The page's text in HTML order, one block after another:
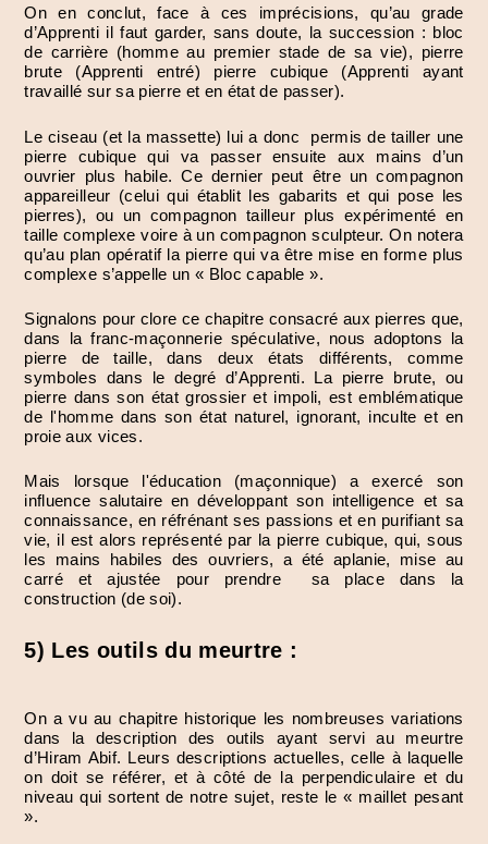
On en conclut, face à ces imprécisions, qu’au grade
d’Apprenti il faut garder, sans doute, la succession : bloc
de carrière (homme au premier stade de sa vie), pierre
brute (Apprenti entré) pierre cubique (Apprenti ayant
travaillé sur sa pierre et en état de passer).
Le ciseau (et la massette) lui a donc permis de tailler une
pierre cubique qui va passer ensuite aux mains d’un
ouvrier plus habile. Ce dernier peut être un compagnon
appareilleur (celui qui établit les gabarits et qui pose les
pierres), ou un compagnon tailleur plus expérimenté en
taille complexe voire à un compagnon sculpteur. On notera
qu’au plan opératif la pierre qui va être mise en forme plus
complexe s’appelle un « Bloc capable ».
Signalons pour clore ce chapitre consacré aux pierres que,
dans la franc-maçonnerie spéculative, nous adoptons la
pierre de taille, dans deux états différents, comme
symboles dans le degré d’Apprenti. La pierre brute, ou
pierre dans son état grossier et impoli, est emblématique
de l'homme dans son état naturel, ignorant, inculte et en
proie aux vices.
Mais lorsque l'éducation (maçonnique) a exercé son
influence salutaire en développant son intelligence et sa
connaissance, en réfrénant ses passions et en purifiant sa
vie, il est alors représenté par la pierre cubique, qui, sous
les mains habiles des ouvriers, a été aplanie, mise au
carré et ajustée pour prendre sa place dans la
construction (de soi).
5) Les outils du meurtre :
On a vu au chapitre historique les nombreuses variations
dans la description des outils ayant servi au meurtre
d’Hiram Abif. Leurs descriptions actuelles, celle à laquelle
on doit se référer, et à côté de la perpendiculaire et du
niveau qui sortent de notre sujet, reste le « maillet pesant
».